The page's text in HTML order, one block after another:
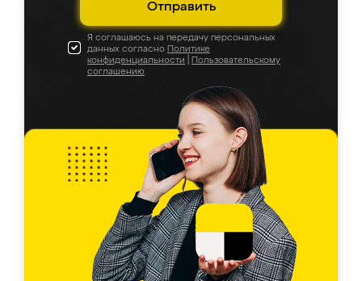
Отправить
Я соглашаюсь на передачу персональных
данных согласно Политике
конфиденциальности
Пользовательскому
соглашению